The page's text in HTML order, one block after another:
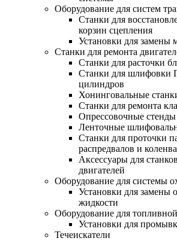
Оборудование для систем
Станки для
корзин сцепления
Установки для
Станки для ремонта
Станки для расточки
Станки для шлифовки
цилиндров
Хонинговальные
Станки для ремонта
Опрессовочные стенды
Ленточные
Станки для проточки
распредвалов и
Аксессуары для
двигателей
Оборудование для системы
Установки для замены
жидкости
Оборудование для
Установки для
Течеискатели